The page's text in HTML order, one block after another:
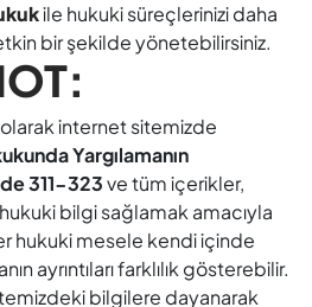
ile hukuki süreçlerinizi daha
bir şekilde yönetebilirsiniz.
olarak internet sitemizde
Yargılamanın
311-323ve tüm içerikler,
bilgi sağlamak amacıyla
hukuki mesele kendi içinde
ayrıntıları farklılık gösterebilir.
bilgilere dayanarak